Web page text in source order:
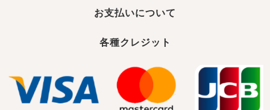
お支払いについて
各種クレジット